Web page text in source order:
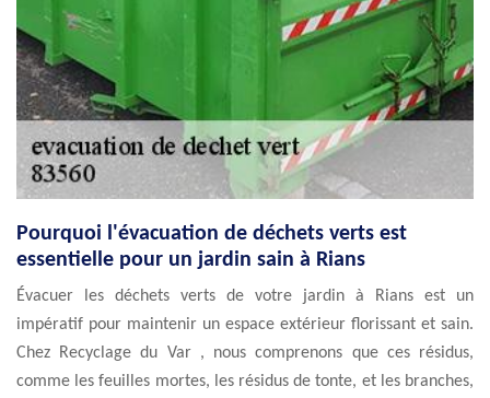
Pourquoi l'évacuation de déchets verts est
essentielle pour un jardin sain à Rians
Évacuer les déchets verts de votre jardin à Rians est un
impératif pour maintenir un espace extérieur florissant et sain.
Chez Recyclage du Var , nous comprenons que ces résidus,
comme les feuilles mortes, les résidus de tonte, et les branches,